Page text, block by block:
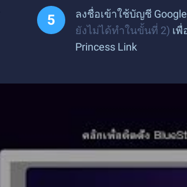
ลงชื่อเข้าใช้บัญชี
ยังไม่ได้ทำในขั้นที่ 2) เ
Princess Link